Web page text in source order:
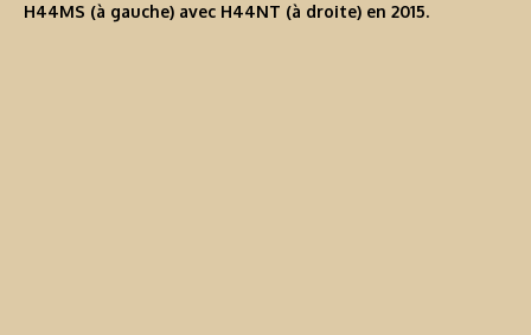
H44MS (à gauche) avec H44NT (à droite) en 2015.